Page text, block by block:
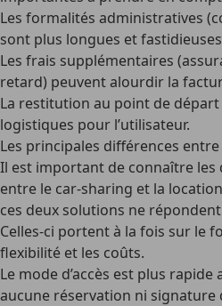
Les formalités administratives
sont plus longues et
Les frais supplémentaires
retard) peuvent alourdir la
La restitution au point de départ
logistiques pour l’utilisateur.
Les principales différences
Il est important de connaître les
entre le car-sharing et la
ces deux solutions ne
Celles-ci portent à la fois sur le
flexibilité et les coûts.
Le mode d’accès est plus rapide
aucune réservation ni signature